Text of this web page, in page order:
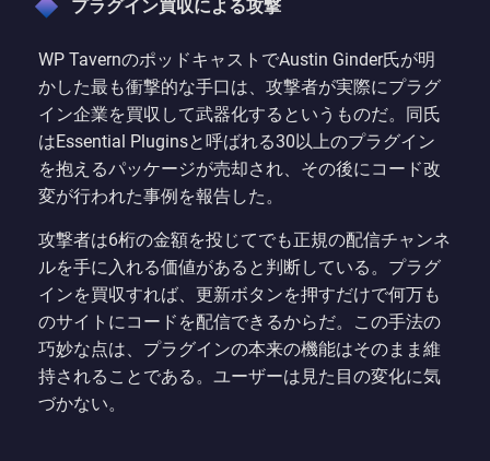
プラグイン買収による攻撃
WP TavernのポッドキャストでAustin Ginder氏が明
かした最も衝撃的な手口は、攻撃者が実際にプラグ
イン企業を買収して武器化するというものだ。同氏
はEssential Pluginsと呼ばれる30以上のプラグイン
を抱えるパッケージが売却され、その後にコード改
変が行われた事例を報告した。
攻撃者は6桁の金額を投じてでも正規の配信チャンネ
ルを手に入れる価値があると判断している。プラグ
インを買収すれば、更新ボタンを押すだけで何万も
のサイトにコードを配信できるからだ。この手法の
巧妙な点は、プラグインの本来の機能はそのまま維
持されることである。ユーザーは見た目の変化に気
づかない。